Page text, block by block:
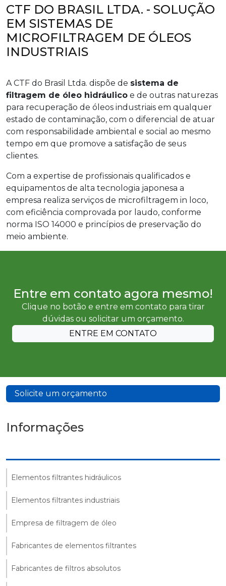
CTF DO BRASIL LTDA. - SOLUÇÃO
EM SISTEMAS DE
MICROFILTRAGEM DE ÓLEOS
INDUSTRIAIS
A CTF do Brasil Ltda. dispõe de sistema de
filtragem de óleo hidráulico e de outras naturezas
para recuperação de óleos industriais em qualquer
estado de contaminação, com o diferencial de atuar
com responsabilidade ambiental e social ao mesmo
tempo em que promove a satisfação de seus
clientes.
Com a expertise de profissionais qualificados e
equipamentos de alta tecnologia japonesa a
empresa realiza serviços de microfiltragem in loco,
com eficiência comprovada por laudo, conforme
norma ISO 14000 e princípios de preservação do
meio ambiente.
Entre em contato agora mesmo!
Clique no botão e entre em contato para tirar
dúvidas ou solicitar um orçamento.
ENTRE EM CONTATO
Solicite um orçamento
Informações
Elementos filtrantes hidráulicos
Elementos filtrantes industriais
Empresa de filtragem de óleo
Fabricantes de elementos filtrantes
Fabricantes de filtros absolutos